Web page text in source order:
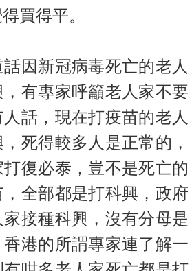
買得平。
新冠病毒死亡的老人
有專家呼籲老人家不要
話，現在打疫苗的老人
死得較多人是正常的，
復必泰，豈不是死亡的
全部都是打科興，政府
接種科興，沒有分母是
港的所謂專家連了解一